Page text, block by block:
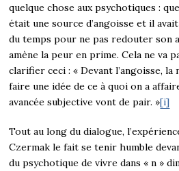
quelque chose aux psychotiques :
était une source d’angoisse et il
du temps pour ne pas redouter son
amène la peur en prime. Cela ne va
clarifier ceci : « Devant l’angoisse,
faire une idée de ce à quoi on a
avancée subjective vont de pair. »[i]
Tout au long du dialogue,
Czermak le fait se tenir humble
du psychotique de vivre dans « n »